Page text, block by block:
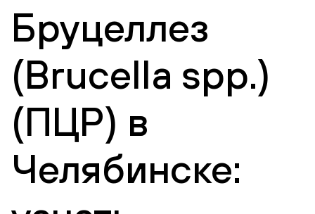
Бруцеллез
(Brucella spp.)
(ПЦР) в
Челябинске: